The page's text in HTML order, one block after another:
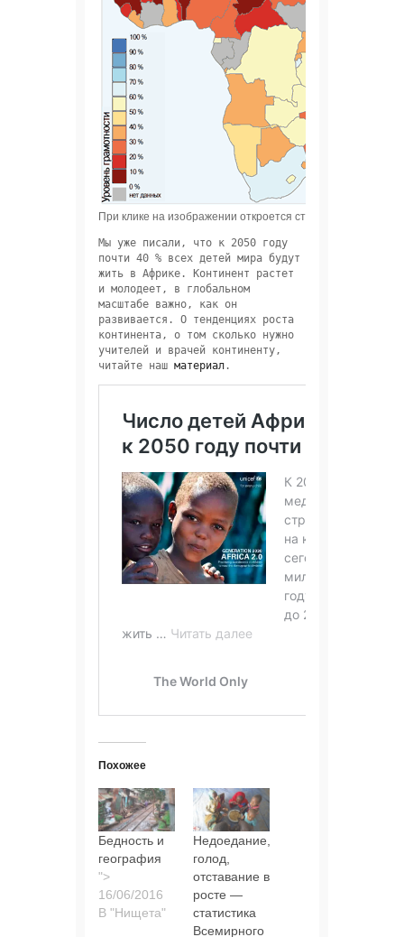
При клике на изображении откроется страница с картой
Мы уже писали, что к 2050 году
почти 40 % всех детей мира будут
жить в Африке. Континент растет
и молодеет, в глобальном
масштабе важно, как он
развивается. О тенденциях роста
континента, о том сколько нужно
учителей и врачей континенту,
читайте наш материал .
Похожее
Бедность и
география
">
В "Нищета"
Недоедание,
голод,
отставание в
росте —
статистика
Всемирного